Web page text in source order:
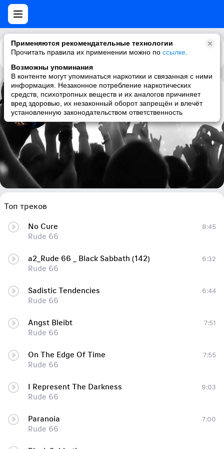
Применяются рекомендательные технологии
Прочитать правила их применении можно по ссылке
Возможны упоминания
В контенте могут упоминаться наркотики и связанная с ними
информация. Незаконное потребление наркотических
средств, психотропных веществ и их аналогов причиняет
вред здоровью, их незаконный оборот запрещён и влечёт
установленную законодательством ответственность
Каталог Рекомендации
Rude 66
electro, acid, electronic, techno
Топ треков
No Cure
Rude 66
8:45
a2_Rude 66 _ Black Sabbath (142)
Rude 66
6:32
Sadistic Tendencies
Rude 66
6:44
Angst Bleibt
Rude 66
7:51
On The Edge Of Time
Rude 66
7:55
I Represent The Darkness
Rude 66
9:03
Paranoia
Rude 66
7:00